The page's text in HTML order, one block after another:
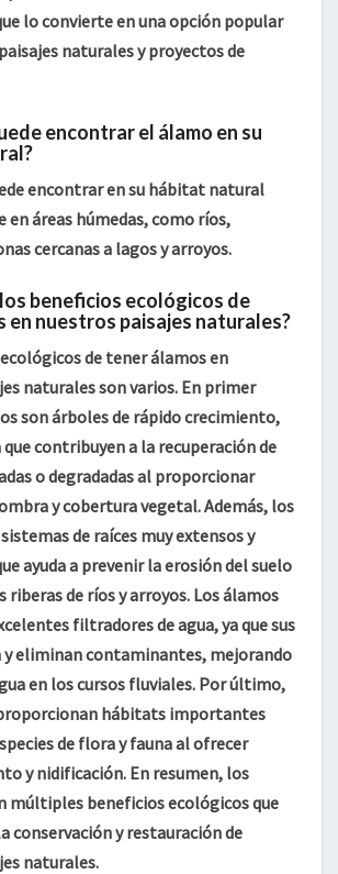
lo convierte en una opción popular
naturales y proyectos de
encontrar el álamo en su
encontrar en su hábitat natural
áreas húmedas, como ríos,
cercanas a lagos y arroyos.
beneficios ecológicos de
en nuestros paisajes naturales?
de tener álamos en
naturales son varios. En primer
sonárboles de rápido crecimiento,
contribuyen a la recuperación de
o degradadas al proporcionar
y cobertura vegetal. Además, los
sistemas de raíces muy extensos y
ayuda a prevenir la erosión del suelo
riberas de ríos y arroyos. Los álamos
filtradores de agua, ya que sus
y eliminan contaminantes, mejorando
en los cursos fluviales. Por último,
hábitats importantes
de flora y faunaal ofrecer
y nidificación. En resumen, los
múltiples beneficios ecológicos que
conservación y restauración de
naturales.